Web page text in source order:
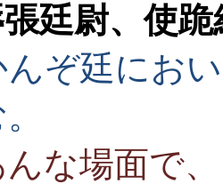
廷尉、使跪
ぞ廷にお
んな場面で